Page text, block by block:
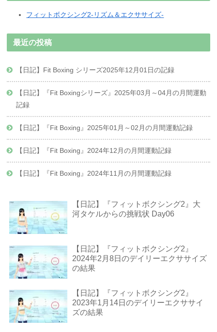
フィットボクシング2-リズム＆エクササイズ-
最近の投稿
【日記】Fit Boxing シリーズ2025年12月01日の記録
【日記】『Fit Boxingシリーズ』2025年03月～04月の月間運動
記録
【日記】『Fit Boxing』2025年01月～02月の月間運動記録
【日記】『Fit Boxing』2024年12月の月間運動記録
【日記】『Fit Boxing』2024年11月の月間運動記録
【日記】『フィットボクシング2』大
河タケルからの挑戦状 Day06
【日記】『フィットボクシング2』
2024年2月8日のデイリーエクササイズ
の結果
【日記】『フィットボクシング2』
2023年1月14日のデイリーエクササイ
ズの結果